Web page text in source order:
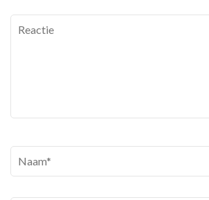
Reactie
Naam*